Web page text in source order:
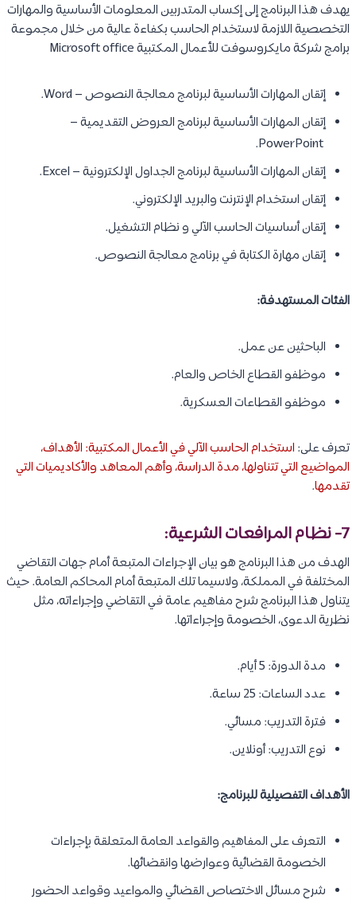
يهدف هذا البرنامج إلى إكساب المتدربين المعلومات الأساسية والمهارات
التخصصية اللازمة لاستخدام الحاسب بكفاءة عالية من خلال مجموعة
برامج شركة مايكروسوفت للأعمال المكتبية Microsoft office
إتقان المهارات الأساسية لبرنامج معالجة النصوص – Word.
إتقان المهارات الأساسية لبرنامج العروض التقديمية –
إتقان المهارات الأساسية لبرنامج الجداول الإلكترونية – Excel.
إتقان استخدام الإنترنت والبريد الإلكتروني.
إتقان أساسيات الحاسب الآلي و نظام التشغيل.
إتقان مهارة الكتابة في برنامج معالجة النصوص.
الفئات المستهدفة:
الباحثين عن عمل.
موظفو القطاع الخاص والعام.
موظفو القطاعات العسكرية.
تعرف على: استخدام الحاسب الآلي في الأعمال المكتبية: الأهداف،
المواضيع التي تتناولها، مدة الدراسة، وأهم المعاهد والأكاديميات التي
تقدمها.
7- نظام المرافعات الشرعية:
الهدف من هذا البرنامج هو بيان الإجراءات المتبعة أمام جهات التقاضي
المختلفة في المملكة، ولاسيما تلك المتبعة أمام المحاكم العامة. حيث
يتناول هذا البرنامج شرح مفاهيم عامة في التقاضي وإجراءاته، مثل
نظرية الدعوى، الخصومة وإجراءاتها.
مدة الدورة: 5 أيام.
عدد الساعات: 25 ساعة.
فترة التدريب: مسائي.
نوع التدريب: أونلاين.
الأهداف التفصيلية للبرنامج:
التعرف على المفاهيم والقواعد العامة المتعلقة بإجراءات
الخصومة القضائية وعوارضها وانقضائها.
شرح مسائل الاختصاص القضائي والمواعيد وقواعد الحضور